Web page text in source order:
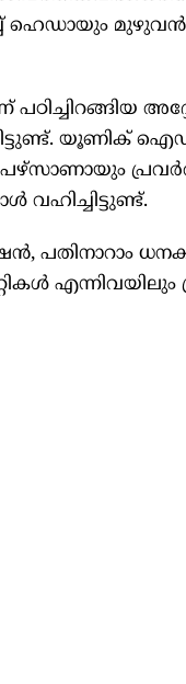
ഹെഡായും
യൂണിക്
വഹിച്ചിട്ടുണ്ട്.
പതിനാറാം
എന്നിവയിലും